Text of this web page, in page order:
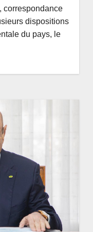
correspondance
dispositions
du pays, le